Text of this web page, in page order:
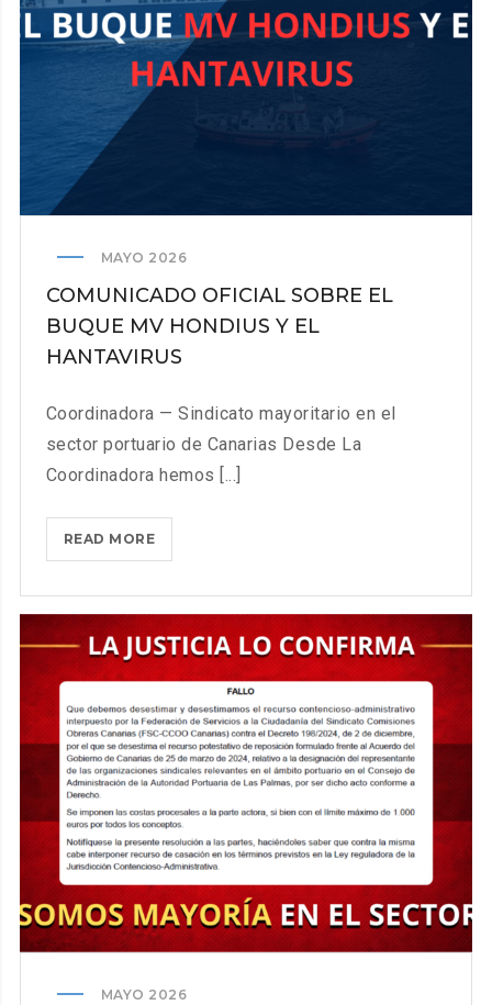
JUNIO
UNA
NUEVA
ASAMBLEA
MAYO 2026
COMUNICADO OFICIAL SOBRE EL
BUQUE MV HONDIUS Y EL
HANTAVIRUS
Coordinadora — Sindicato mayoritario en el
sector portuario de Canarias Desde La
Coordinadora hemos [...]
READ MORECOMUNICADO
OFICIAL
EL
BUQUE
Y
EL
HANTAVIRUS
MAYO 2026